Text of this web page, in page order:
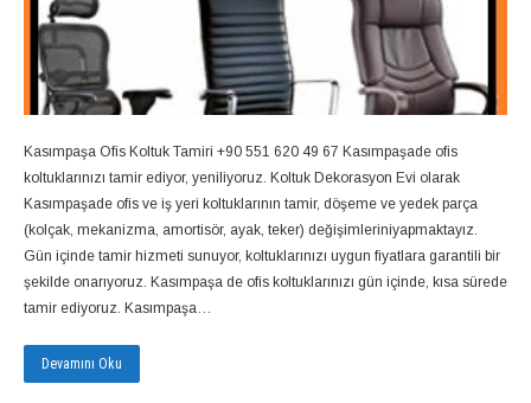
Kasımpaşa Ofis Koltuk Tamiri +90 551 620 49 67 Kasımpaşade ofis
koltuklarınızı tamir ediyor, yeniliyoruz. Koltuk Dekorasyon Evi olarak
Kasımpaşade ofis ve iş yeri koltuklarının tamir, döşeme ve yedek parça
(kolçak, mekanizma, amortisör, ayak, teker) değişimleriniyapmaktayız.
Gün içinde tamir hizmeti sunuyor, koltuklarınızı uygun fiyatlara garantili bir
şekilde onarıyoruz. Kasımpaşa de ofis koltuklarınızı gün içinde, kısa sürede
tamir ediyoruz. Kasımpaşa…
Devamını Oku